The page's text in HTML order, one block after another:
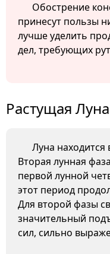
Обострение
принесут пользы
лучше уделить
дел, требующих
Растущая
Луна находится
Вторая лунная
первой лунной
этот период
Для второй фазы
значительный
сил, сильно